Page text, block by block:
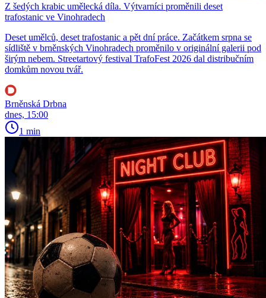
Z šedých krabic umělecká díla. Výtvarníci proměnili deset
trafostanic ve Vinohradech
Deset umělců, deset trafostanic a pět dní práce. Začátkem srpna se
sídliště v brněnských Vinohradech proměnilo v originální galerii pod
širým nebem. Streetartový festival TrafoFest 2026 dal distribučním
domkům novou tvář.
Brněnská Drbna
dnes, 15:00
1 min